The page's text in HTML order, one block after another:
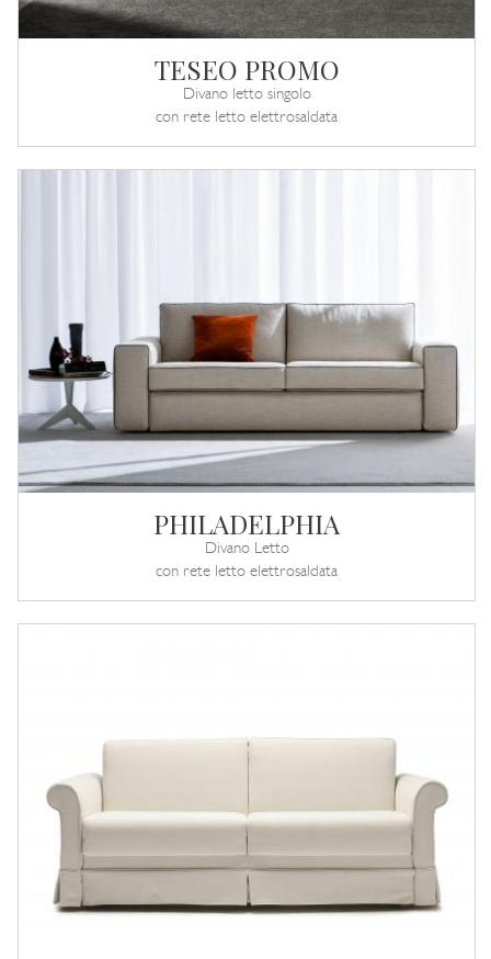
TESEO PROMO
Divano letto singolo
con rete letto elettrosaldata
PHILADELPHIA
Divano Letto
con rete letto elettrosaldata